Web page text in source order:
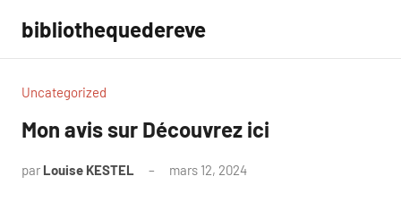
contenu
bibliothequedereve
Uncategorized
Mon avis sur Découvrez ici
par Louise KESTEL mars 12, 2024